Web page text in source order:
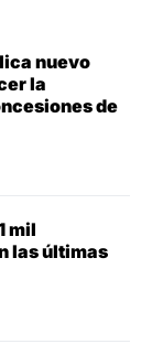
nuevo
la
de
mil
las últimas